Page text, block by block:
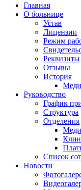
Главная
О больнице
Устав
Лицензии
Режим
Реквизиты
Отзывы
История
Руководство
График
Структура
Отделения
Список
Новости